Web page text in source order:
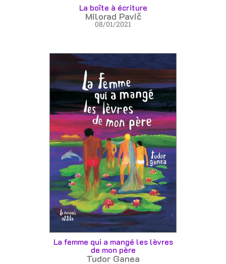
La boîte à écriture
Milorad Pavič
08/01/2021
La femme qui a mangé les lèvres
de mon père
Tudor Ganea